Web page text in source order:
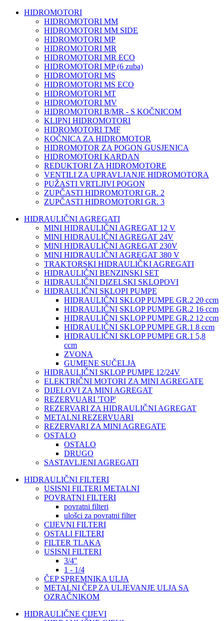
HIDROMOTORI
HIDROMOTORI MM
HIDROMOTORI MM SIDE
HIDROMOTORI MP
HIDROMOTORI MR
HIDROMOTORI MR ECO
HIDROMOTORI MP (6 zuba)
HIDROMOTORI MS
HIDROMOTORI MS ECO
HIDROMOTORI MT
HIDROMOTORI MV
HIDROMOTORI B/MR - S KOČNICOM
KLIPNI HIDROMOTORI
HIDROMOTORI TMF
KOČNICA ZA HIDROMOTOR
HIDROMOTOR ZA POGON GUSJENICA
HIDROMOTORI KARDAN
REDUKTORI ZA HIDROMOTORE
VENTILI ZA UPRAVLJANJE HIDROMOTORA
PUŽASTI VRTLJIVI POGON
ZUPČASTI HIDROMOTORI GR. 2
ZUPČASTI HIDROMOTORI GR. 3
HIDRAULIČNI AGREGATI
MINI HIDRAULIČNI AGREGAT 12 V
MINI HIDRAULIČNI AGREGAT 24V
MINI HIDRAULIČNI AGREGAT 230V
MINI HIDRAULIČNI AGREGAT 380 V
TRAKTORSKI HIDRAULIČKI AGREGATI
HIDRAULIČNI BENZINSKI SET
HIDRAULIČNI DIZELSKI SKLOPOVI
HIDRAULIČNI SKLOPI PUMPE
HIDRAULIČNI SKLOP PUMPE GR.2 20 ccm
HIDRAULIČNI SKLOP PUMPE GR.2 16 ccm
HIDRAULIČNI SKLOP PUMPE GR.2 12 ccm
HIDRAULIČNI SKLOP PUMPE GR.1 8 ccm
HIDRAULIČNI SKLOP PUMPE GR.1 5,8
ccm
ZVONA
GUMENE SUČELJA
HIDRAULIČNI SKLOP PUMPE 12/24V
ELEKTRIČNI MOTORI ZA MINI AGREGATE
DIJELOVI ZA MINI AGREGAT
REZERVUARI 'TOP'
REZERVARI ZA HIDRAULIČNI AGREGAT
METALNI REZERVUARI
REZERVARI ZA MINI AGREGATE
OSTALO
OSTALO
DRUGO
SASTAVLJENI AGREGATI
HIDRAULIČNI FILTERI
USISNI FILTERI METALNI
POVRATNI FILTERI
povratni filteri
ulošci za povratni filter
CIJEVNI FILTERI
OSTALI FILTERI
FILTER TLAKA
USISNI FILTERI
3/4"
1 - 1/4
ČEP SPREMNIKA ULJA
METALNI ČEP ZA ULJEVANJE ULJA SA
OZRAČNIKOM
HIDRAULIČNE CIJEVI